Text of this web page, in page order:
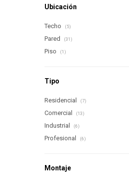
Ubicación
Techo (5)
Pared (31)
Piso (1)
Tipo
Residencial (7)
Comercial (13)
Industrial (6)
Profesional (6)
Montaje